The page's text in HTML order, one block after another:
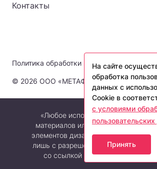
Политика обработки персональных
© 2026 ООО «МЕТАФОРА-ЛАБ». Все
Контакты
«Любое использование либо
материалов или подборки
элементов дизайна и оформления
лишь с разрешения
со ссылкой на источник:
На сайте
обработка
данных с
Cookie в
с условиями
Принять